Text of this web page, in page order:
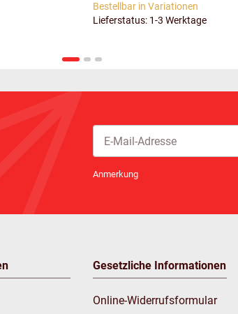
Bestellbar in Variationen
Lieferstatus: 1-3 Werktage
Anmerkung
Gesetzliche Informationen
Online-Widerrufsformular